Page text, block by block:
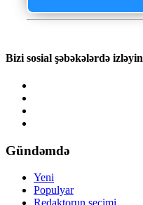
Bizi sosial şəbəkələrdə izləyin
Gündəmdə
Yeni
Populyar